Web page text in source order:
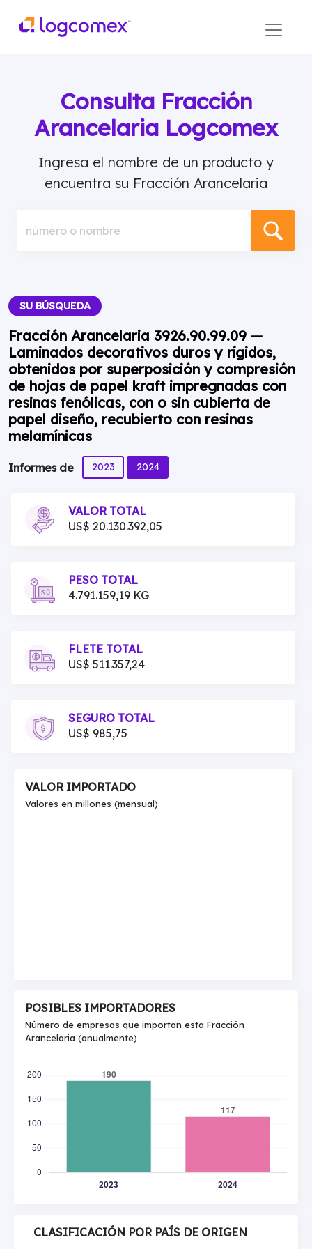
Consulta Fracción
Arancelaria Logcomex
Ingresa el nombre de un producto y
encuentra su Fracción Arancelaria
número o nombre
SU BÚSQUEDA
Fracción Arancelaria 3926.90.99.09 —
Laminados decorativos duros y rígidos,
obtenidos por superposición y compresión
de hojas de papel kraft impregnadas con
resinas fenólicas, con o sin cubierta de
papel diseño, recubierto con resinas
melamínicas
Informes de 2023 2024
VALOR TOTAL
US$ 20.130.392,05
PESO TOTAL
4.791.159,19 KG
FLETE TOTAL
US$ 511.357,24
SEGURO TOTAL
US$ 985,75
VALOR IMPORTADO
Valores en millones (mensual)
POSIBLES IMPORTADORES
Número de empresas que importan esta Fracción
Arancelaria (anualmente)
CLASIFICACIÓN POR PAÍS DE ORIGEN